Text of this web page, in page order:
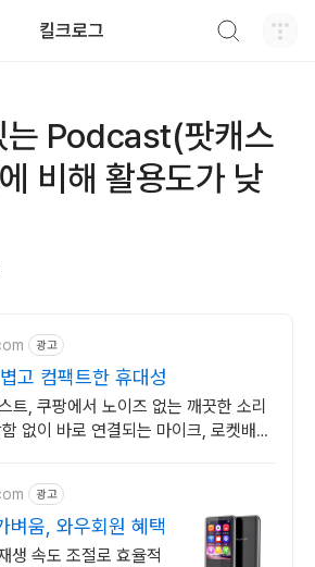
킬크로그
는 Podcast(팟캐스
비해 활용도가 낮
광고
고 컴팩트한 휴대성
트, 쿠팡에서 노이즈 없는 깨끗한 소리
없이 바로 연결되는 마이크, 로켓배송
광고
벼움, 와우회원 혜택
생 속도 조절로 효율적